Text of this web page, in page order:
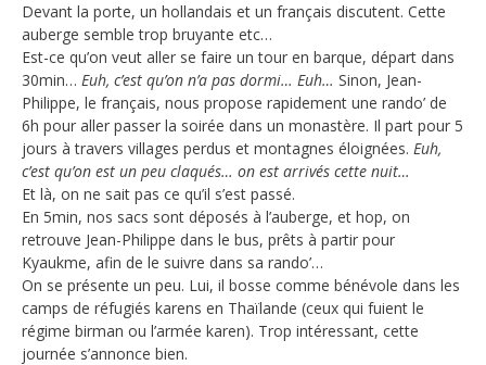
Devant la porte, un hollandais et un français discutent. Cette
auberge semble trop bruyante etc…
Est-ce qu’on veut aller se faire un tour en barque, départ dans
30min… Euh, c’est qu’on n’a pas dormi… Euh… Sinon, Jean-
Philippe, le français, nous propose rapidement une rando’ de
6h pour aller passer la soirée dans un monastère. Il part pour 5
jours à travers villages perdus et montagnes éloignées. Euh,
c’est qu’on est un peu claqués… on est arrivés cette nuit…
Et là, on ne sait pas ce qu’il s’est passé.
En 5min, nos sacs sont déposés à l’auberge, et hop, on
retrouve Jean-Philippe dans le bus, prêts à partir pour
Kyaukme, afin de le suivre dans sa rando’…
On se présente un peu. Lui, il bosse comme bénévole dans les
camps de réfugiés karens en Thaïlande (ceux qui fuient le
régime birman ou l’armée karen). Trop intéressant, cette
journée s’annonce bien.